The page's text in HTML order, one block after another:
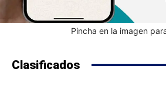
Pincha en la imagen
Clasificados